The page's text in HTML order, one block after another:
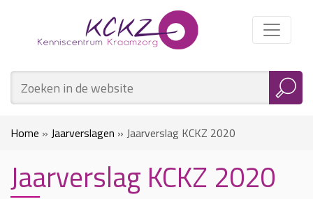
Home » Jaarverslagen » Jaarverslag KCKZ 2020
Jaarverslag KCKZ 2020